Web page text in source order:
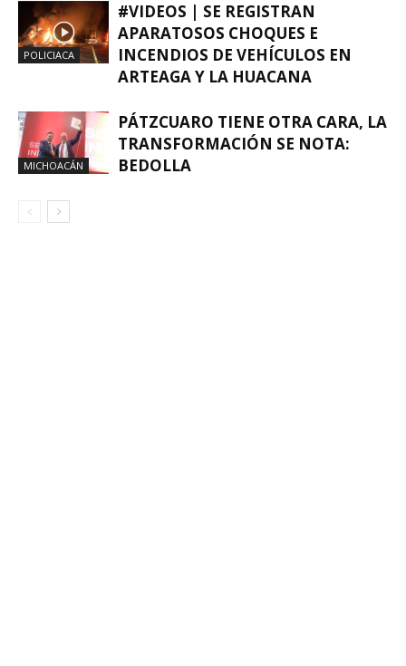
POLICIACA
#VIDEOS | SE REGISTRAN
APARATOSOS CHOQUES E
INCENDIOS DE VEHÍCULOS EN
ARTEAGA Y LA HUACANA
MICHOACÁN
PÁTZCUARO TIENE OTRA CARA, LA
TRANSFORMACIÓN SE NOTA:
BEDOLLA